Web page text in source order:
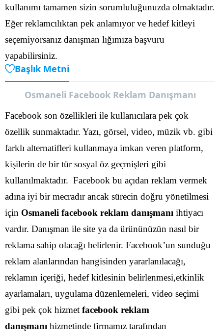
kullanımı tamamen sizin sorumluluğunuzda olmaktadır.
Eğer reklamcılıktan pek anlamıyor ve hedef kitleyi
seçemiyorsanız danışman lığımıza başvuru
yapabilirsiniz.
Başlık Metni
Osmaneli Facebook Reklam Danışmanı
Facebook son özellikleri ile kullanıcılara pek çok
özellik sunmaktadır. Yazı, görsel, video, müzik vb. gibi
farklı alternatifleri kullanmaya imkan veren platform,
kişilerin de bir tür sosyal öz geçmişleri gibi
kullanılmaktadır. Facebook bu açıdan reklam vermek
adına iyi bir mecradır ancak sürecin doğru yönetilmesi
için Osmaneli facebook reklam danışmanı ihtiyacı
vardır. Danışman ile site ya da ürününüzün nasıl bir
reklama sahip olacağı belirlenir. Facebook’un sunduğu
reklam alanlarından hangisinden yararlanılacağı,
reklamın içeriği, hedef kitlesinin belirlenmesi,etkinlik
ayarlamaları, uygulama düzenlemeleri, video seçimi
gibi pek çok hizmet facebook reklam
danışmanı hizmetinde firmamız tarafından